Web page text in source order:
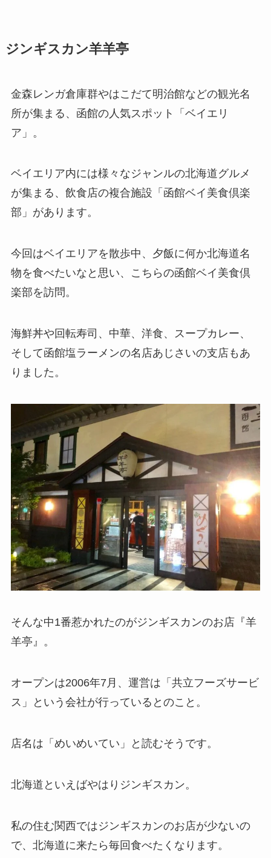
ジンギスカン羊羊亭
金森レンガ倉庫群やはこだて明治館などの観光名
所が集まる、函館の人気スポット「ベイエリ
ア」。
ベイエリア内には様々なジャンルの北海道グルメ
が集まる、飲食店の複合施設「函館ベイ美食倶楽
部」があります。
今回はベイエリアを散歩中、夕飯に何か北海道名
物を食べたいなと思い、こちらの函館ベイ美食倶
楽部を訪問。
海鮮丼や回転寿司、中華、洋食、スープカレー、
そして函館塩ラーメンの名店あじさいの支店もあ
りました。
そんな中1番惹かれたのがジンギスカンのお店『羊
羊亭』。
オープンは2006年7月、運営は「共立フーズサービ
ス」という会社が行っているとのこと。
店名は「めいめいてい」と読むそうです。
北海道といえばやはりジンギスカン。
私の住む関西ではジンギスカンのお店が少ないの
で、北海道に来たら毎回食べたくなります。